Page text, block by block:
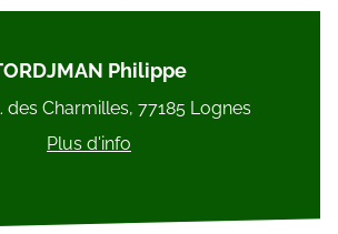
Philippe
des Charmilles, 77185 Lognes
Plus d'info